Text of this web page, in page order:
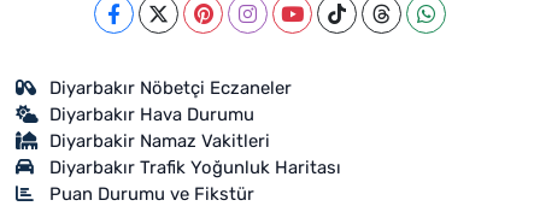
Diyarbakır Nöbetçi Eczaneler
Diyarbakır Hava Durumu
Diyarbakir Namaz Vakitleri
Diyarbakır Trafik Yoğunluk Haritası
Puan Durumu ve Fikstür